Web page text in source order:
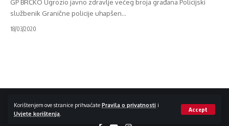
Korištenjem ove stranice prihvaćate Pravila o privatnosti i
Uvjete korištenja
Accept
GP BRČKO Ugrozio javno zdravlje većeg broja građana Policijski
službenik Granične policije uhapšen…
18/03/2020